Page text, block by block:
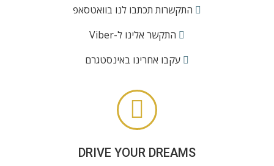
התקשר אלינו ל-Viber
עקבו אחרינו באינסטגרם
DRIVE YOUR DREAMS